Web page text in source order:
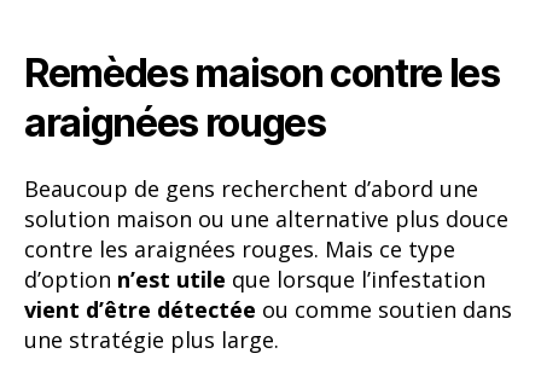
Remèdes maison contre les
araignées rouges
Beaucoup de gens recherchent d’abord une
solution maison ou une alternative plus douce
contre les araignées rouges. Mais ce type
d’option n’est utile que lorsque l’infestation
vient d’être détectée ou comme soutien dans
une stratégie plus large.